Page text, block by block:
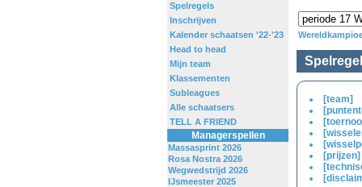
Spelregels
Inschrijven
Kalender schaatsen '22-'23
Head to head
Mijn team
Klassementen
Subleagues
Alle schaatsers
TELL A FRIEND
Managerspellen
Massasprint 2026
Rosa Nostra 2026
Wegwedstrijd 2026
IJsmeester 2025
[team]
[prijzen]